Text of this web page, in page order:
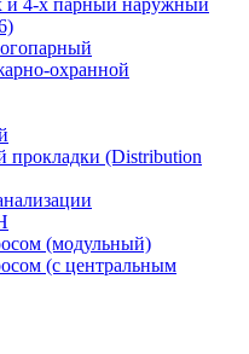
и 4-х парный наружный
охранной
прокладки (Distribution
(модульный)
(с центральным